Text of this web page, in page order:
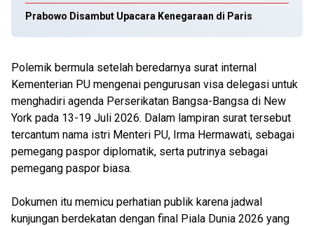
Prabowo Disambut Upacara Kenegaraan di Paris
Polemik bermula setelah beredarnya surat internal
Kementerian PU mengenai pengurusan visa delegasi untuk
menghadiri agenda Perserikatan Bangsa-Bangsa di New
York pada 13-19 Juli 2026. Dalam lampiran surat tersebut
tercantum nama istri Menteri PU, Irma Hermawati, sebagai
pemegang paspor diplomatik, serta putrinya sebagai
pemegang paspor biasa.
Dokumen itu memicu perhatian publik karena jadwal
kunjungan berdekatan dengan final Piala Dunia 2026 yang